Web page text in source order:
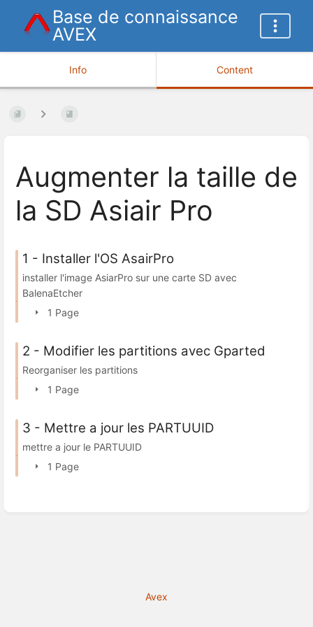
Base de connaissance
AVEX
Info Content
Augmenter la taille de
la SD Asiair Pro
1 - Installer l'OS AsairPro
installer l'image AsiarPro sur une carte SD avec
BalenaEtcher
1 Page
2 - Modifier les partitions avec Gparted
Reorganiser les partitions
1 Page
3 - Mettre a jour les PARTUUID
mettre a jour le PARTUUID
1 Page
Avex